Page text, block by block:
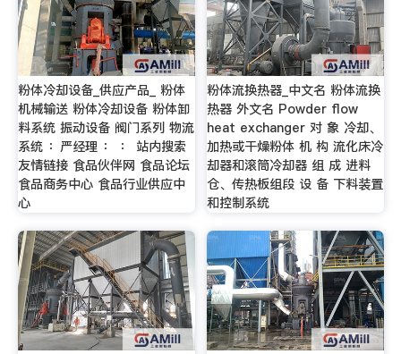
粉体冷却设备_供应产品_ 粉体
机械输送 粉体冷却设备 粉体卸
料系统 振动设备 阀门系列 物流
系统 ：严经理 ： ： 站内搜索
友情链接 食品伙伴网 食品论坛
食品商务中心 食品行业供应中
心
粉体流换热器_中文名 粉体流换
热器 外文名 Powder flow
heat exchanger 对 象 冷却、
加热或干燥粉体 机 构 流化床冷
却器和滚筒冷却器 组 成 进料
仓、传热板组段 设 备 下料装置
和控制系统